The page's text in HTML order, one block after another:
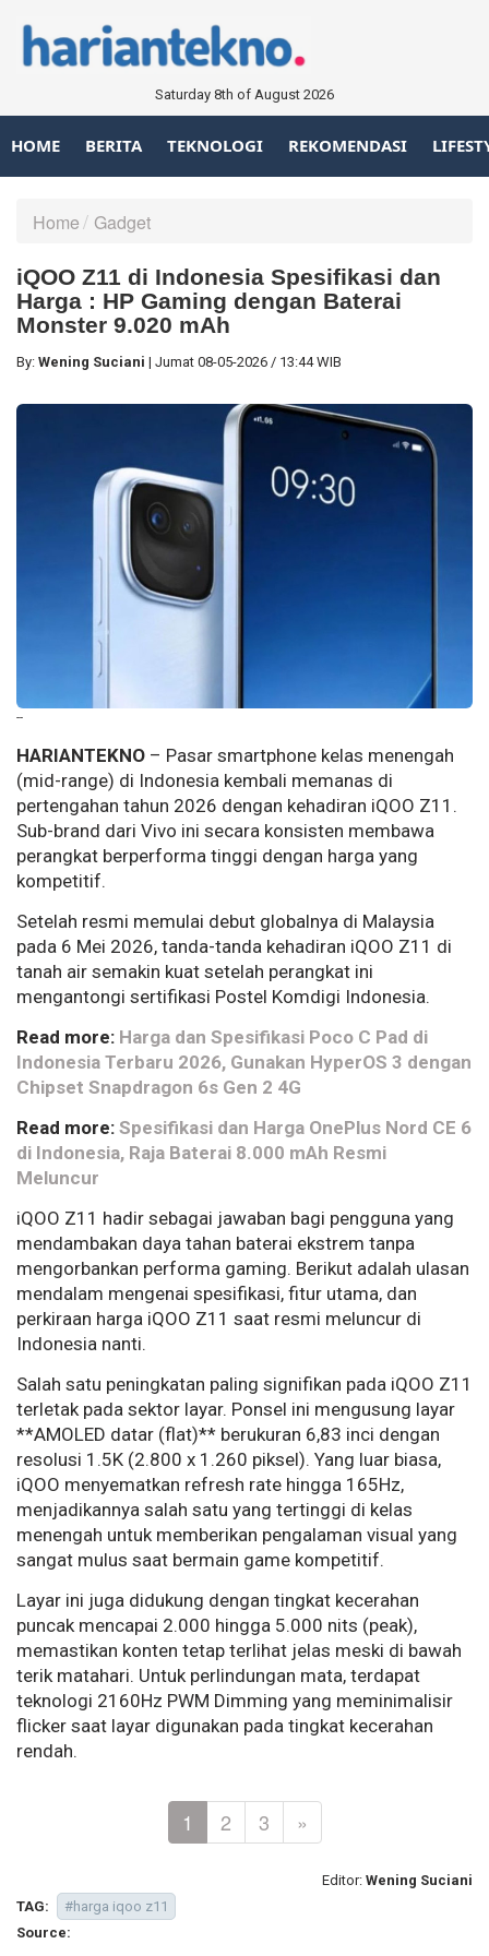
Saturday 8th of August 2026
HOME BERITA TEKNOLOGI REKOMENDASI
Home Gadget
iQOO Z11 di Indonesia Spesifikasi dan
Harga : HP Gaming dengan Baterai
Monster 9.020 mAh
By: Wening Suciani | Jumat 08-05-2026 / 13:44 WIB
--
HARIANTEKNO – Pasar smartphone kelas menengah
(mid-range) di Indonesia kembali memanas di
pertengahan tahun 2026 dengan kehadiran iQOO Z11.
Sub-brand dari Vivo ini secara konsisten membawa
perangkat berperforma tinggi dengan harga yang
kompetitif.
Setelah resmi memulai debut globalnya di Malaysia
pada 6 Mei 2026, tanda-tanda kehadiran iQOO Z11 di
tanah air semakin kuat setelah perangkat ini
mengantongi sertifikasi Postel Komdigi Indonesia.
Read more: Harga dan Spesifikasi Poco C Pad di
Indonesia Terbaru 2026, Gunakan HyperOS 3 dengan
Chipset Snapdragon 6s Gen 2 4G
Read more: Spesifikasi dan Harga OnePlus Nord CE 6
di Indonesia, Raja Baterai 8.000 mAh Resmi
Meluncur
iQOO Z11 hadir sebagai jawaban bagi pengguna yang
mendambakan daya tahan baterai ekstrem tanpa
mengorbankan performa gaming. Berikut adalah ulasan
mendalam mengenai spesifikasi, fitur utama, dan
perkiraan harga iQOO Z11 saat resmi meluncur di
Indonesia nanti.
Salah satu peningkatan paling signifikan pada iQOO Z11
terletak pada sektor layar. Ponsel ini mengusung layar
**AMOLED datar (flat)** berukuran 6,83 inci dengan
resolusi 1.5K (2.800 x 1.260 piksel). Yang luar biasa,
iQOO menyematkan refresh rate hingga 165Hz,
menjadikannya salah satu yang tertinggi di kelas
menengah untuk memberikan pengalaman visual yang
sangat mulus saat bermain game kompetitif.
Layar ini juga didukung dengan tingkat kecerahan
puncak mencapai 2.000 hingga 5.000 nits (peak),
memastikan konten tetap terlihat jelas meski di bawah
terik matahari. Untuk perlindungan mata, terdapat
teknologi 2160Hz PWM Dimming yang meminimalisir
flicker saat layar digunakan pada tingkat kecerahan
rendah.
1 2 3 »
Editor: Wening Suciani
TAG:
#harga iqoo z11
Source: